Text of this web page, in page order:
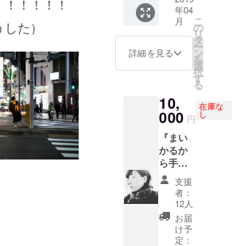
！！！！
た）
照） ・
サイン
色紙
的に好
きな名
活動報
告閲覧
権も付
色紙を
お届け
・活動
報告閲
時間程
度を予
定、解
散して
ないの
ですが
NGとさ
せて頂
きま
す。 ⭐︎4
月以降
となる
可能性
があり
ます ⭐︎
男性ス
ZINEに
あなた
のお名
前
（ニッ
クネー
印刷致
します
⭐︎ニック
ネーム
をご希
望の方
はお名
前と共
に備考
欄にご
明記下
さい ・
年04
月
詳細を見る
こ
の
リ
タ
ー
ン
を
選
択
す
る
10,
000 円
在庫な
し
『まい
かるか
ら手紙
欲しく
ね？委
員会』
・吉原
茉依香
より、
支援
者：
12人
お届
け予
定：